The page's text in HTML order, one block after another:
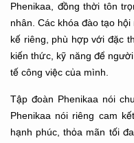
Phenikaa, đồng thời tôn
nhân. Các khóa đào tạo
kế riêng, phù hợp với đặc
kiến thức, kỹ năng để
tế công việc của mình.
Tập đoàn Phenikaa nói
Phenikaa nói riêng cam
hạnh phúc, thỏa mãn tối